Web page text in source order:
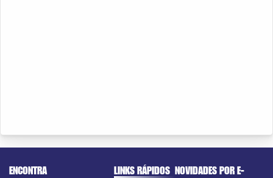
ENCONTRA
LINKS RÁPIDOS NOVIDADES POR E-